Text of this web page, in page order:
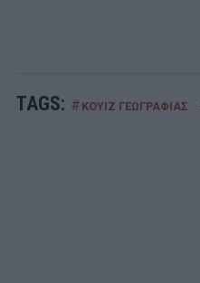
TAGS: # ΚΟΥΙΖ ΓΕΩΓΡΑΦΙΑΣ